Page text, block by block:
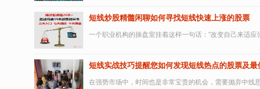
短线炒股精髓闲聊如何寻找短线快速上涨的股票
一个职业机构的操盘室挂着这样一句话：“改变自己来适
短线实战技巧提醒您如何发现短线热点的股票及最
在强势市场中，时间也是非常宝贵的机会，需要抛弃中